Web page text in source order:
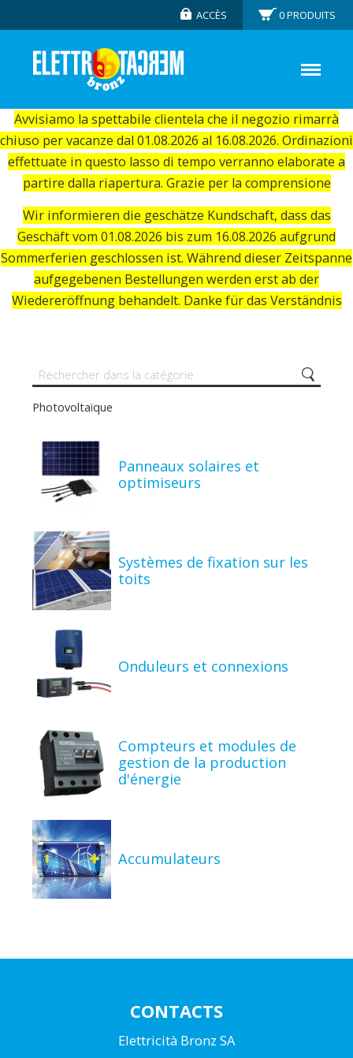
Avvisiamo la spettabile clientela che il negozio rimarrà
chiuso per vacanze dal 01.08.2026 al 16.08.2026. Ordinazioni
effettuate in questo lasso di tempo verranno elaborate a
partire dalla riapertura. Grazie per la comprensione
Wir informieren die geschätze Kundschaft, dass das
Geschäft vom 01.08.2026 bis zum 16.08.2026 aufgrund
Sommerferien geschlossen ist. Während dieser Zeitspanne
aufgegebenen Bestellungen werden erst ab der
Wiedereröffnung behandelt. Danke für das Verständnis
ACCÈS 0PRODUITS
Photovoltaïque
Panneaux solaires et
optimiseurs
Systèmes de fixation sur les
toits
Onduleurs et connexions
Compteurs et modules de
gestion de la production
d'énergie
Accumulateurs
CONTACTS
Elettricità Bronz SA